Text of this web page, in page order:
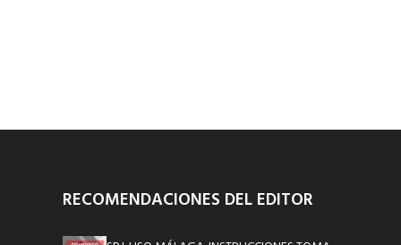
RECOMENDACIONES DEL EDITOR